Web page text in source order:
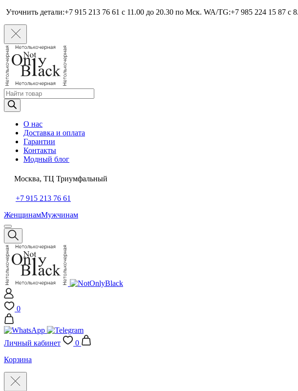
Уточнить детали:+7 915 213 76 61 c 11.00 до 20.30 по Мcк. WA/TG:+7 985 224 15 87 c
Поиск
товаров
О нас
Доставка и оплата
Гарантии
Контакты
Модный блог
Москва, ТЦ Триумфальный
+7 915 213 76 61
ЖенщинамМужчинам
0
Личный кабинет
0
Корзина